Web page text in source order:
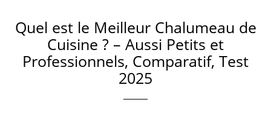
Quel est le Meilleur Chalumeau de
Cuisine ? – Aussi Petits et
Professionnels, Comparatif, Test
2025